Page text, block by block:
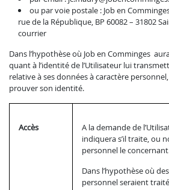
ou par voie postale : Job en
rue de la République, BP 60082 – 31802
courrier
Dans l’hypothèse où Job en Comminges
quant à l’identité de l’Utilisateur lui
relative à ses données à caractère
prouver son identité.
Accès
A la demande de
indiquera s’il traite, ou
personnel le
Dans l’hypothèse où
personnel seraient